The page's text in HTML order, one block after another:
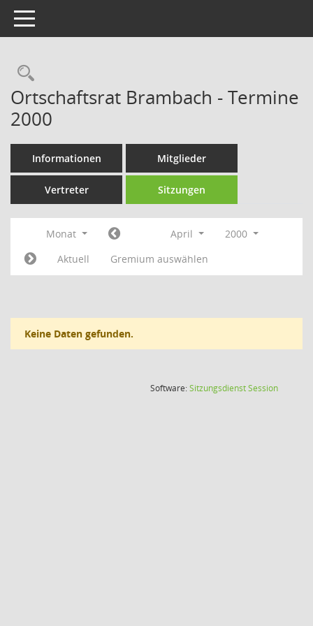
Toggle navigation
Rechercheauswahl
Ortschaftsrat Brambach - Termine
2000
Informationen Mitglieder
Vertreter Sitzungen
Monat April
2000
Aktuell
Gremium auswählen
Keine Daten gefunden.
Software:SitzungsdienstSession(Wird in